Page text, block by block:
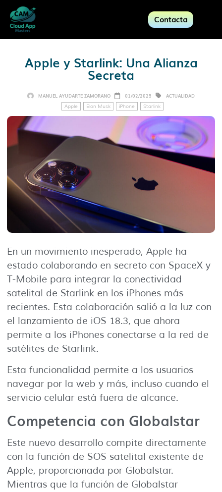
Contacta
Apple y Starlink: Una Alianza
Secreta
MANUEL AYUDARTE ZAMORANO 01/02/2025 ACTUALIDAD
Apple Elon Musk iPhone Starlink
En un movimiento inesperado, Apple ha
estado colaborando en secreto con SpaceX y
T-Mobile para integrar la conectividad
satelital de Starlink en los iPhones más
recientes. Esta colaboración salió a la luz con
el lanzamiento de iOS 18.3, que ahora
permite a los iPhones conectarse a la red de
satélites de Starlink.
Esta funcionalidad permite a los usuarios
navegar por la web y más, incluso cuando el
servicio celular está fuera de alcance.
Competencia con Globalstar
Este nuevo desarrollo compite directamente
con la función de SOS satelital existente de
Apple, proporcionada por Globalstar.
Mientras que la función de Globalstar